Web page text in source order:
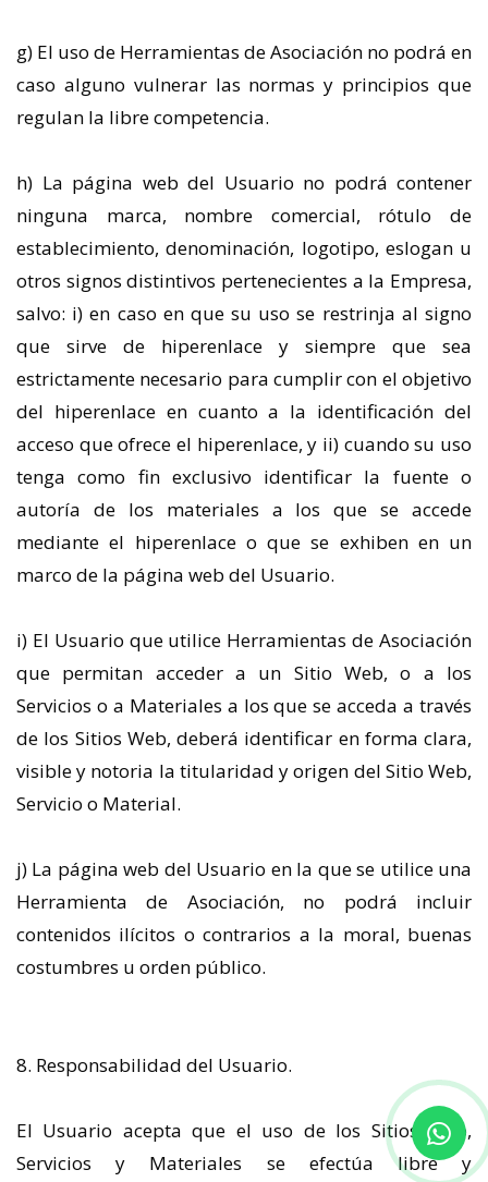
g) El uso de Herramientas de Asociación no podrá en
caso alguno vulnerar las normas y principios que
regulan la libre competencia.
h) La página web del Usuario no podrá contener
ninguna marca, nombre comercial, rótulo de
establecimiento, denominación, logotipo, eslogan u
otros signos distintivos pertenecientes a la Empresa,
salvo: i) en caso en que su uso se restrinja al signo
que sirve de hiperenlace y siempre que sea
estrictamente necesario para cumplir con el objetivo
del hiperenlace en cuanto a la identificación del
acceso que ofrece el hiperenlace, y ii) cuando su uso
tenga como fin exclusivo identificar la fuente o
autoría de los materiales a los que se accede
mediante el hiperenlace o que se exhiben en un
marco de la página web del Usuario.
i) El Usuario que utilice Herramientas de Asociación
que permitan acceder a un Sitio Web, o a los
Servicios o a Materiales a los que se acceda a través
de los Sitios Web, deberá identificar en forma clara,
visible y notoria la titularidad y origen del Sitio Web,
Servicio o Material.
j) La página web del Usuario en la que se utilice una
Herramienta de Asociación, no podrá incluir
contenidos ilícitos o contrarios a la moral, buenas
costumbres u orden público.
8. Responsabilidad del Usuario.
El Usuario acepta que el uso de los Sitios Web,
Servicios y Materiales se efectúa libre y